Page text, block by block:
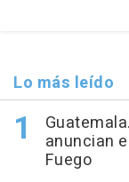
Lo más leído
anuncian
Fuego